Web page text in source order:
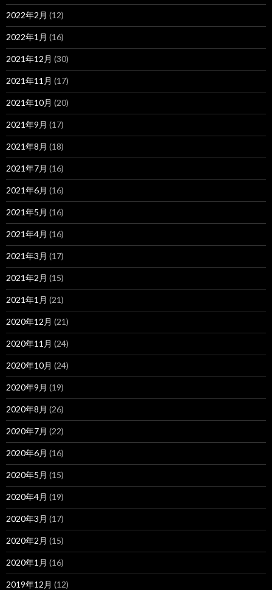
2022年2月 (12)
2022年1月 (16)
2021年12月 (30)
2021年11月 (17)
2021年10月 (20)
2021年9月 (17)
2021年8月 (18)
2021年7月 (16)
2021年6月 (16)
2021年5月 (16)
2021年4月 (16)
2021年3月 (17)
2021年2月 (15)
2021年1月 (21)
2020年12月 (21)
2020年11月 (24)
2020年10月 (24)
2020年9月 (19)
2020年8月 (26)
2020年7月 (22)
2020年6月 (16)
2020年5月 (15)
2020年4月 (19)
2020年3月 (17)
2020年2月 (15)
2020年1月 (16)
2019年12月 (12)